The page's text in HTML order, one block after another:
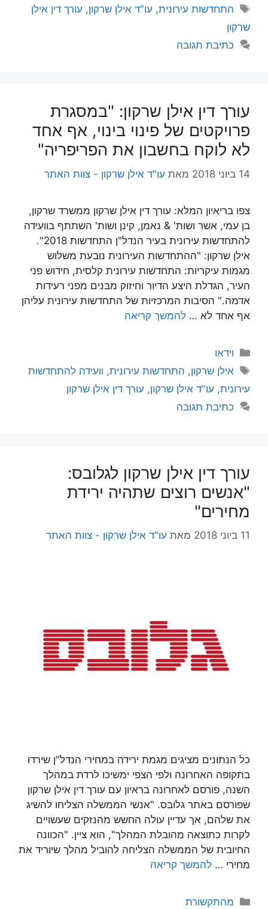
תגיות
התחדשות עירונית, עו"ד אילן שרקון, עורך דין אילן
שרקון
כתיבת תגובה
עורך דין אילן שרקון: "במסגרת
פרויקטים של פינוי בינוי, אף אחד
לא לוקח בחשבון את הפריפריה"
14 ביוני 2018 מאת עו"ד אילן שרקון - צוות האתר
צפו בריאיון המלא: עורך דין אילן שרקון ממשרד שרקון,
בן עמי, אשר ושות' & נאמן, קינן ושות' השתתף בוועידה
להתחדשות עירונית בעיר הנדל"ן התחדשות 2018".
אילן שרקון: "ההתחדשות העירונית נובעת משלוש
מגמות עיקריות: התחדשות עירונית קלסית, חידוש פני
העיר, הגדלת היצע הדיור וחיזוק מבנים מפני רעידות
אדמה." הסיבות המרכזיות של התחדשות עירונית עליהן
אף אחד לא … להמשך קריאה
קטגוריות
וידאו
תגיות
אילן שרקון, התחדשות עירונית, וועידה להתחדשות
עירונית, עו"ד אילן שרקון, עורך דין אילן שרקון
כתיבת תגובה
עורך דין אילן שרקון לגלובס:
"אנשים רוצים שתהיה ירידת
מחירים"
11 ביוני 2018 מאת עו"ד אילן שרקון - צוות האתר
כל הנתונים מציגים מגמת ירידה במחירי הנדל"ן שירדו
בתקופה האחרונה ולפי הצפי ימשיכו לרדת במהלך
השנה, פורסם לאחרונה בראיון עם עורך דין אילן שרקון
שפורסם באתר גלובס. "אנשי הממשלה הצליחו להשיג
את שלהם, אך עדיין עולה החשש מהנזקים שעשויים
לקרות כתוצאה מהובלת המהלך", הוא ציין. "הכוונה
החיובית של הממשלה הצליחה להוביל מהלך שיוריד את
מחירי … להמשך קריאה
קטגוריות
מהתקשורת